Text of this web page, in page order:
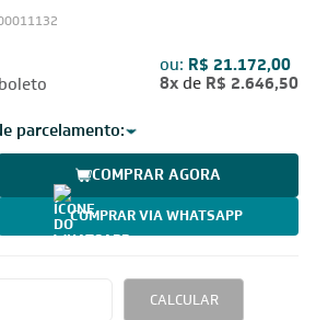
ou: R$ 21.172,00
8x de R$ 2.646,50
parcelamento:
COMPRAR AGORA
COMPRAR VIA WHATSAPP
CALCULAR